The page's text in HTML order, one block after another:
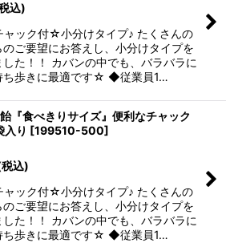
込)
ック付☆小分けタイプ♪ たくさんの
のご要望にお答えし、小分けタイプを
した！！ カバンの中でも、バラバラに
ち歩きに最適です☆ ◆従業員1…
『食べきりサイズ』便利なチャック
り [199510-500]
込)
ック付☆小分けタイプ♪ たくさんの
のご要望にお答えし、小分けタイプを
した！！ カバンの中でも、バラバラに
ち歩きに最適です☆ ◆従業員1…